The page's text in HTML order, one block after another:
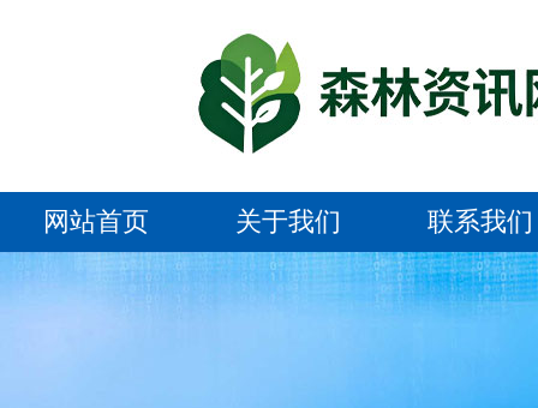
网站首页 关于我们 联系我们